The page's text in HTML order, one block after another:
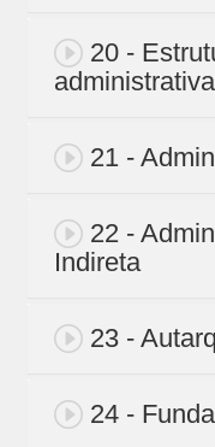
20 -
21 -
22 -
Indireta
23 -
24 -